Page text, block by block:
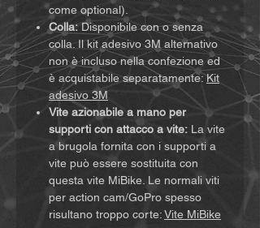
come optional).
Colla:Disponibile con o senza
colla. Il kit adesivo 3M alternativo
non è incluso nella confezione ed
è acquistabile separatamente:Kit
adesivo 3M
Vite azionabile a mano per
supporti con attacco a vite: La vite
a brugola fornita con i supporti a
vite può essere sostituita con
questa vite MiBike. Le normali viti
per action cam/GoPro spesso
risultano troppo corte:Vite MiBike